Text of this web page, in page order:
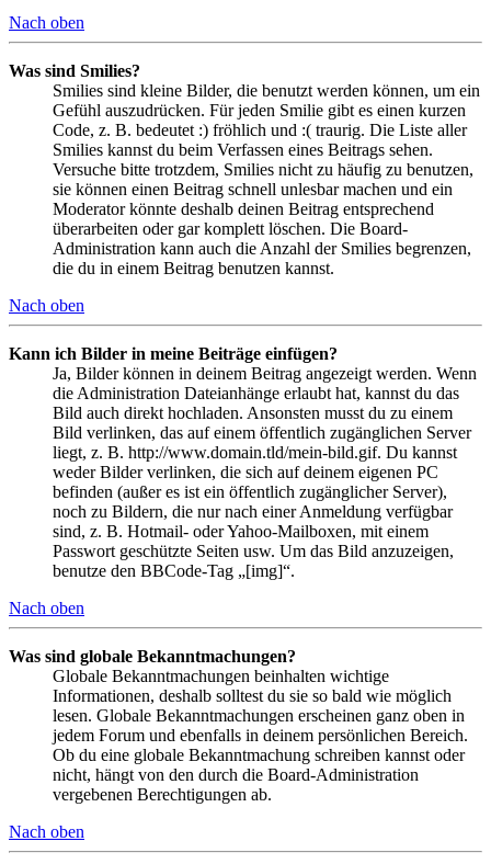
Nach oben
Was sind Smilies?
Smilies sind kleine Bilder, die benutzt werden können, um ein
Gefühl auszudrücken. Für jeden Smilie gibt es einen kurzen
Code, z. B. bedeutet :) fröhlich und :( traurig. Die Liste aller
Smilies kannst du beim Verfassen eines Beitrags sehen.
Versuche bitte trotzdem, Smilies nicht zu häufig zu benutzen,
sie können einen Beitrag schnell unlesbar machen und ein
Moderator könnte deshalb deinen Beitrag entsprechend
überarbeiten oder gar komplett löschen. Die Board-
Administration kann auch die Anzahl der Smilies begrenzen,
die du in einem Beitrag benutzen kannst.
Nach oben
Kann ich Bilder in meine Beiträge einfügen?
Ja, Bilder können in deinem Beitrag angezeigt werden. Wenn
die Administration Dateianhänge erlaubt hat, kannst du das
Bild auch direkt hochladen. Ansonsten musst du zu einem
Bild verlinken, das auf einem öffentlich zugänglichen Server
liegt, z. B. http://www.domain.tld/mein-bild.gif. Du kannst
weder Bilder verlinken, die sich auf deinem eigenen PC
befinden (außer es ist ein öffentlich zugänglicher Server),
noch zu Bildern, die nur nach einer Anmeldung verfügbar
sind, z. B. Hotmail- oder Yahoo-Mailboxen, mit einem
Passwort geschützte Seiten usw. Um das Bild anzuzeigen,
benutze den BBCode-Tag „[img]“.
Nach oben
Was sind globale Bekanntmachungen?
Globale Bekanntmachungen beinhalten wichtige
Informationen, deshalb solltest du sie so bald wie möglich
lesen. Globale Bekanntmachungen erscheinen ganz oben in
jedem Forum und ebenfalls in deinem persönlichen Bereich.
Ob du eine globale Bekanntmachung schreiben kannst oder
nicht, hängt von den durch die Board-Administration
vergebenen Berechtigungen ab.
Nach oben